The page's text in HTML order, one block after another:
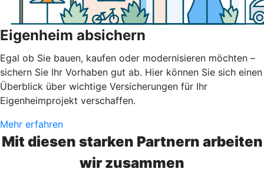
Eigenheim absichern
Egal ob Sie bauen, kaufen oder modernisieren möchten –
sichern Sie Ihr Vorhaben gut ab. Hier können Sie sich einen
Überblick über wichtige Versicherungen für Ihr
Eigenheimprojekt verschaffen.
Mehr erfahren
Mit diesen starken Partnern arbeiten
wir zusammen